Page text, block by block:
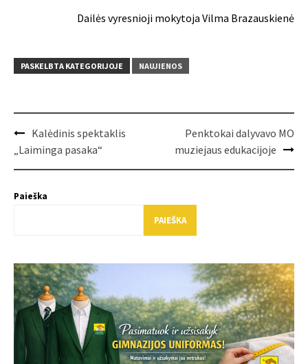
Dailės vyresnioji mokytoja Vilma Brazauskienė
PASKELBTA KATEGORIJOJE NAUJIENOS
Post
navigation
Kalėdinis spektaklis
„Laiminga pasaka“
Penktokai dalyvavo MO
muziejaus edukacijoje
Paieška
PAIEŠKA